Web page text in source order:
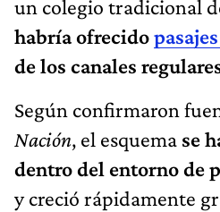
un colegio tradicional
habría ofrecido
de los canales
Según confirmaron
Nación, el esquema se
dentro del entorno de
y creció rápidamente